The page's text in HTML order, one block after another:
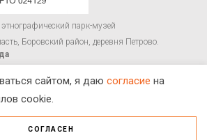
парк-музей
Боровский район, деревня Петрово.
сайтом, я даю согласие на
cookie.
СОГЛАСЕН